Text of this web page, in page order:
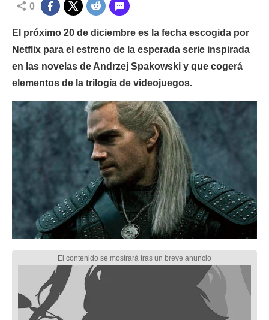
0
El próximo 20 de diciembre es la fecha escogida por
Netflix para el estreno de la esperada serie inspirada
en las novelas de Andrzej Spakowski y que cogerá
elementos de la trilogía de videojuegos.